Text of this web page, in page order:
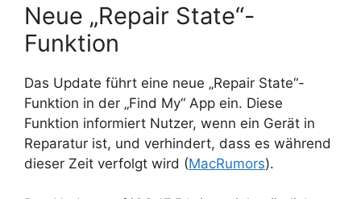
Neue „Repair State“-
Funktion
Das Update führt eine neue „Repair State“-
Funktion in der „Find My“ App ein. Diese
Funktion informiert Nutzer, wenn ein Gerät in
Reparatur ist, und verhindert, dass es während
dieser Zeit verfolgt wird (MacRumors)​.